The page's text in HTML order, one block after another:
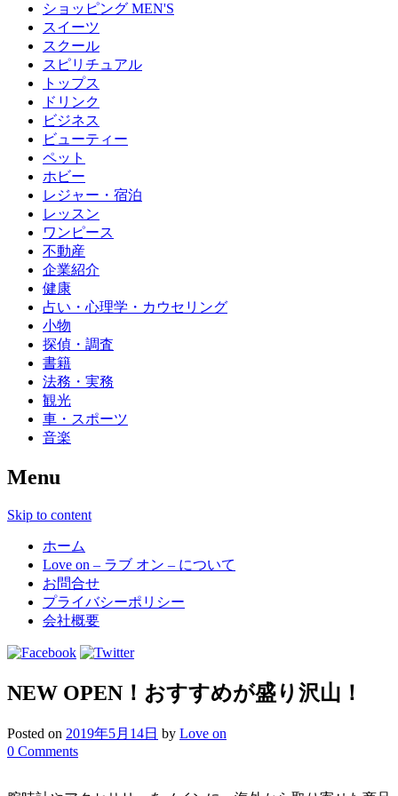
ショッピング MEN'S
スイーツ
スクール
スピリチュアル
トップス
ドリンク
ビジネス
ビューティー
ペット
ホビー
レジャー・宿泊
レッスン
ワンピース
不動産
企業紹介
健康
占い・心理学・カウセリング
小物
探偵・調査
書籍
法務・実務
観光
車・スポーツ
音楽
Menu
Skip to content
ホーム
Love on – ラブ オン – について
お問合せ
プライバシーポリシー
会社概要
NEW OPEN！おすすめが盛り沢山！
Posted on 2019年5月14日 by Love on
0 Comments